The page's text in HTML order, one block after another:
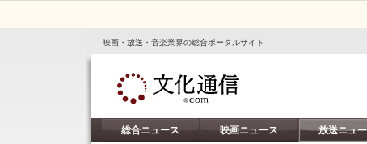
映画・放送・音楽業界の総合ポータルサイト
総合ニュース 映画ニュース 放送ニュ